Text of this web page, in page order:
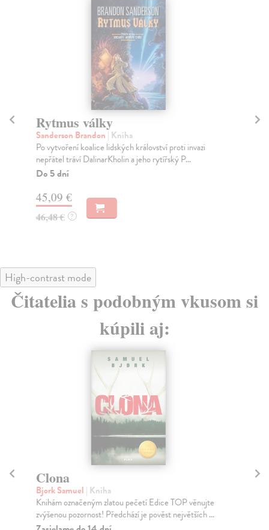
Rytmus války
Sanderson Brandon | Kniha
Po vytvoření koalice lidských království proti invazi
nepřátel tráví DalinarKholin a jeho rytířský P...
Do 5 dní
45,09 €
46,48 € ?
High-contrast mode
Čitatelia s podobným vkusom si
kúpili aj:
Clona
Bjork Samuel | Kniha
Knihám označeným zlatou pečetí Edice TOP věnujte
zvýšenou pozornost! Předchází je pověst největších ...